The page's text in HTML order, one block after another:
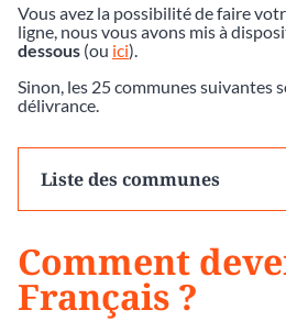
Vous avez la possibilité de faire
ligne, nous vous avons mis à
dessous (ou ici).
Sinon, les 25 communes suivantes
délivrance.
Liste des communes
Comment
Français ?